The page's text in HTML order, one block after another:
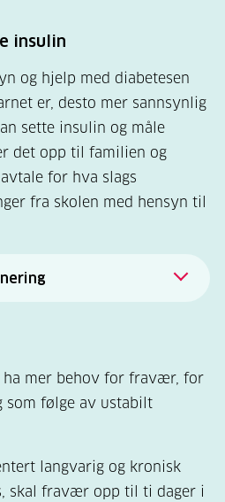
insulin
og hjelp med diabetesen
er, desto mer sannsynlig
sette insulin og måle
det opp til familien og
for hva slags
fra skolen med hensyn til
har utarbeidet
SFO(februar 2012).
mal for avtale om
og tre ulike skjemaer.
ha mer behov for fravær, for
som følge av ustabilt
langvarig og kronisk
skal fravær opp til ti dager i